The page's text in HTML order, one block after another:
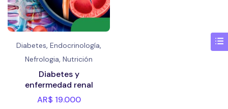
Diabetes, Endocrinología,
Nefrologia, Nutrición
Diabetes y
enfermedad renal
AR$ 19.000